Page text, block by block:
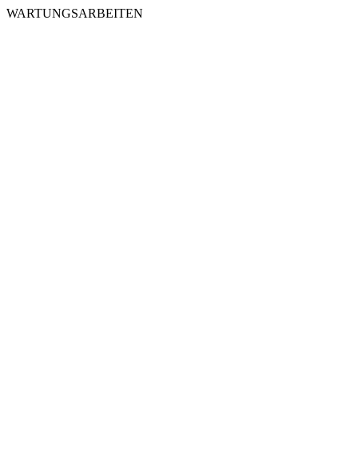
WARTUNGSARBEITEN